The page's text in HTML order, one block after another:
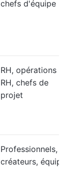
chefs d'équipe
RH, opérations
RH, chefs de
projet
Professionnels,
créateurs,